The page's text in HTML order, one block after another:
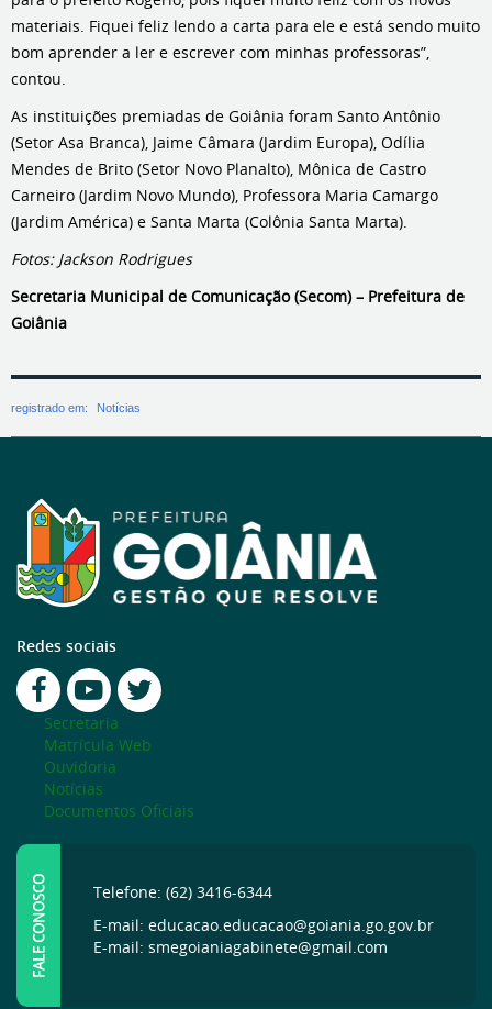
materiais. Fiquei feliz lendo a carta para ele e está sendo muito
bom aprender a ler e escrever com minhas professoras”,
contou.
As instituições premiadas de Goiânia foram Santo Antônio
(Setor Asa Branca), Jaime Câmara (Jardim Europa), Odília
Mendes de Brito (Setor Novo Planalto), Mônica de Castro
Carneiro (Jardim Novo Mundo), Professora Maria Camargo
(Jardim América) e Santa Marta (Colônia Santa Marta).
Fotos: Jackson Rodrigues
Secretaria Municipal de Comunicação (Secom) – Prefeitura de
Goiânia
registrado em: Notícias
Redes sociais
Secretaria
Matrícula Web
Ouvidoria
Notícias
Documentos Oficiais
FALE CONOSCO
Telefone: (62) 3416-6344
E-mail: educacao.educacao@goiania.go.gov.br
E-mail: smegoianiagabinete@gmail.com